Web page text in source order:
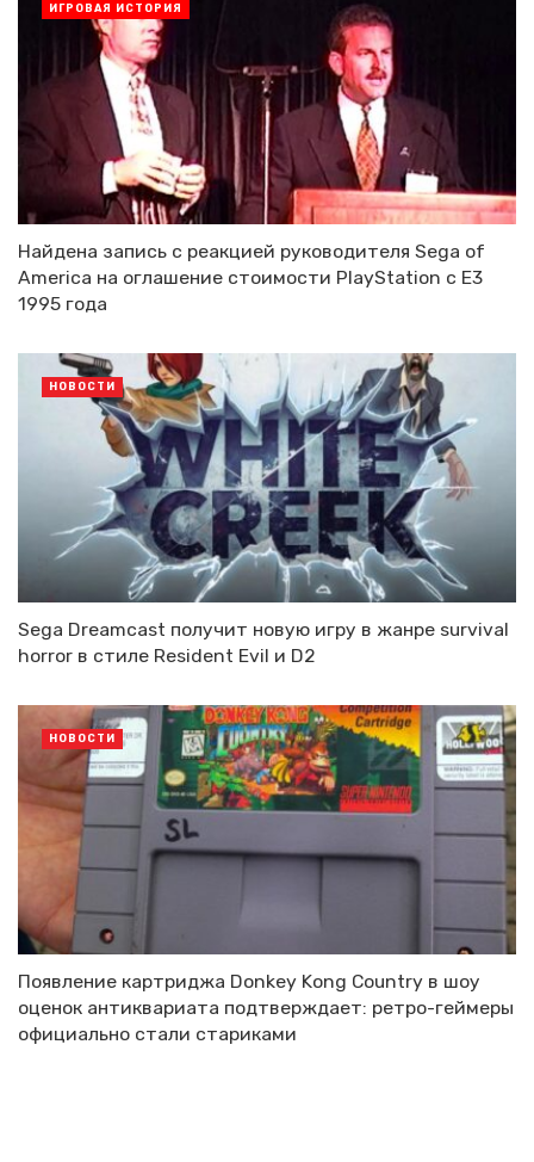
Найдена запись с реакцией руководителя Sega of
America на оглашение стоимости PlayStation с E3
1995 года
ИГРОВАЯ ИСТОРИЯ
Sega Dreamcast получит новую игру в жанре survival
horror в стиле Resident Evil и D2
НОВОСТИ
Появление картриджа Donkey Kong Country в шоу
оценок антиквариата подтверждает: ретро-геймеры
официально стали стариками
НОВОСТИ